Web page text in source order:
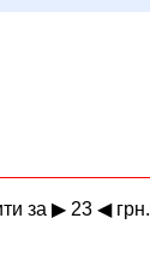
за ▶ 23 ◀